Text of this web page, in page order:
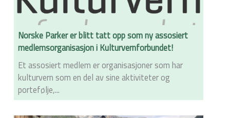
Norske Parker er blitt tatt opp som ny assosiert
medlemsorganisasjon i Kulturvernforbundet!
Et assosiert medlem er organisasjoner som har
kulturvern som en del av sine aktiviteter og
portefølje,...